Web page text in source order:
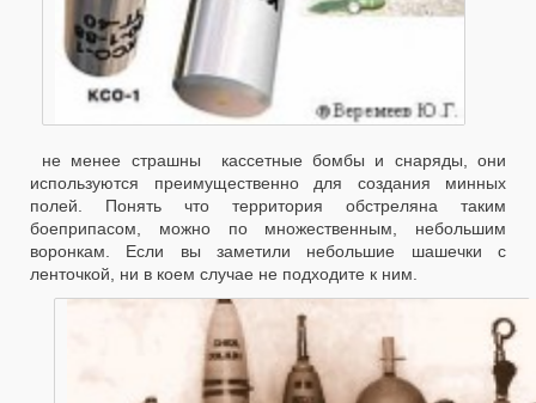
не менее страшны кассетные бомбы и снаряды, они
используются преимущественно для создания минных
полей. Понять что территория обстреляна таким
боеприпасом, можно по множественным, небольшим
воронкам. Если вы заметили небольшие шашечки с
ленточкой, ни в коем случае не подходите к ним.